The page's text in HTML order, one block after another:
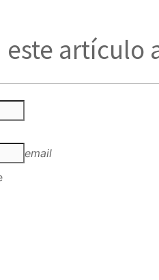
este artículo
email